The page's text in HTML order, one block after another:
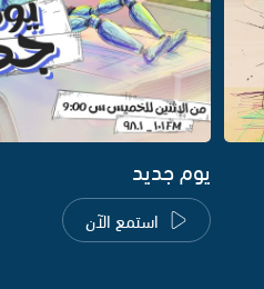
يوم جديد
استمع الآن